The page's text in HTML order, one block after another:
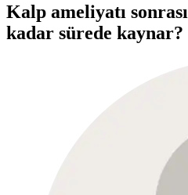
Kalp ameliyatı
kadar sürede kaynar?